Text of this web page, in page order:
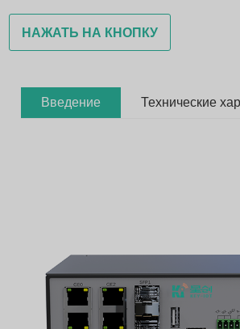
НАЖАТЬ НА КНОПКУ
Введение Технические